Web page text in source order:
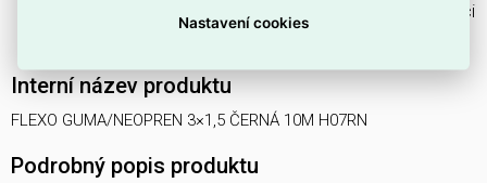
SY-11 , což usnadní identifikaci
Interní název produktu
FLEXO GUMA/NEOPREN 3×1,5 ČERNÁ 10M H07RN
Podrobný popis produktu
Nastavení cookies